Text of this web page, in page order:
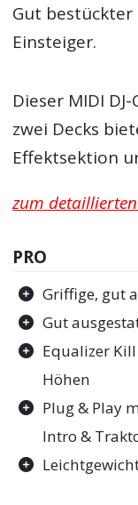
Gut
Einsteiger.
Dieser MIDI
zwei Decks
Effektsektion
zum
PRO
Griffige, gut
Gut
Equalizer
Höhen
Plug & Play
Intro &